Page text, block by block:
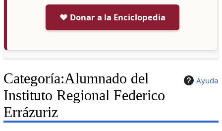
❤️ Donar a la Enciclopedia
Ayuda
Categoría:Alumnado del
Instituto Regional Federico
Errázuriz